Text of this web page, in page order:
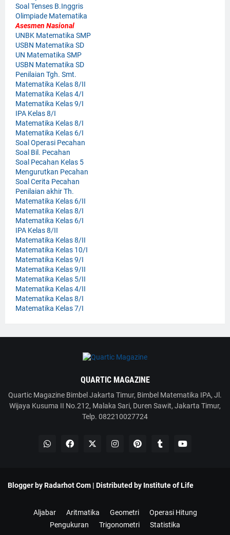
Soal Tenses B.Inggris
Olimpiade Matematika
Asesmen Nasional
UNBK Matematika SMP
USBN Matematika SD
UN Matematika SMP
USBN Matematika SD
Penilaian Tgh. Smt.
Matematika Kelas 8/II
Matematika Kelas 4/I
Matematika Kelas 9/I
IPA Kelas 8/I
Matematika Kelas 8/I
Matematika Kelas 6/I
Soal Operasi Pecahan
Soal Bil. Pecahan
Soal Pecahan Kelas 5
Mengurutkan Pecahan
Soal Cerita Pecahan
Penilaian akhir Th.
Matematika Kelas 6/II
Matematika Kelas 8/I
Matematika Kelas 6/I
IPA Kelas 8/II
Matematika Kelas 8/II
Matematika Kelas 10/I
Matematika Kelas 9/I
Matematika Kelas 9/II
Matematika Kelas 5/II
Matematika Kelas 4/II
Matematika Kelas 8/I
Matematika Kelas 7/I
QUARTIC MAGAZINE
Quartic Magazine Bimbel Jakarta Timur, Bimbel Matematika IPA, Jl.
Wijaya Kusuma II No.212, Malaka Sari, Duren Sawit, Jakarta Timur,
Telp. 082210027724
Blogger byRadarhot Com | Distributed by Institute of Life
Aljabar Aritmatika Geometri
Operasi Hitung
Pengukuran
Trigonometri Statistika